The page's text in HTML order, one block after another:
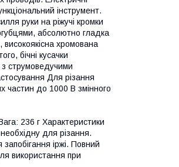
інструмент.
руки на ріжучі кромки
абсолютно гладка
хромована
бічні кусачки
з струмоведучими
Для різання
частин до 1000 В змінного
236 г Характеристики
для різання.
запобігання іржі. Повний
використання при